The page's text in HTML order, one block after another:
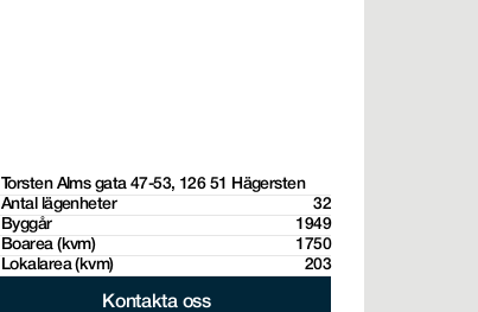
Torsten Alms gata 47-53, 126 51 Hägersten
Antal lägenheter
32
Byggår
1949
Boarea (kvm)
1750
Lokalarea (kvm)
203
Kontakta oss